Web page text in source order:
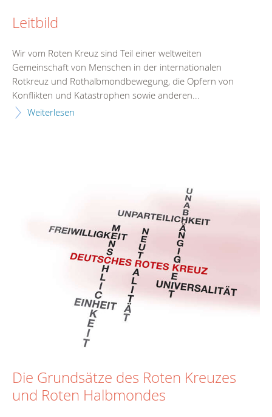
Leitbild
Wir vom Roten Kreuz sind Teil einer weltweiten
Gemeinschaft von Menschen in der internationalen
Rotkreuz und Rothalbmondbewegung, die Opfern von
Konflikten und Katastrophen sowie anderen...
Weiterlesen
Die Grundsätze des Roten Kreuzes
und Roten Halbmondes